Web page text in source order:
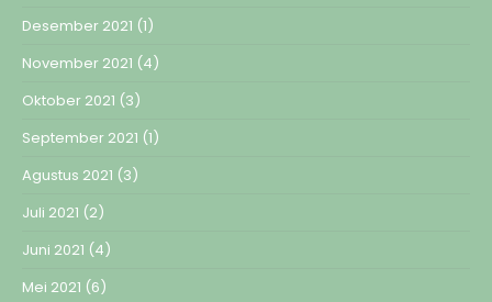
Desember 2021 (1)
November 2021 (4)
Oktober 2021 (3)
September 2021 (1)
Agustus 2021 (3)
Juli 2021 (2)
Juni 2021 (4)
Mei 2021 (6)